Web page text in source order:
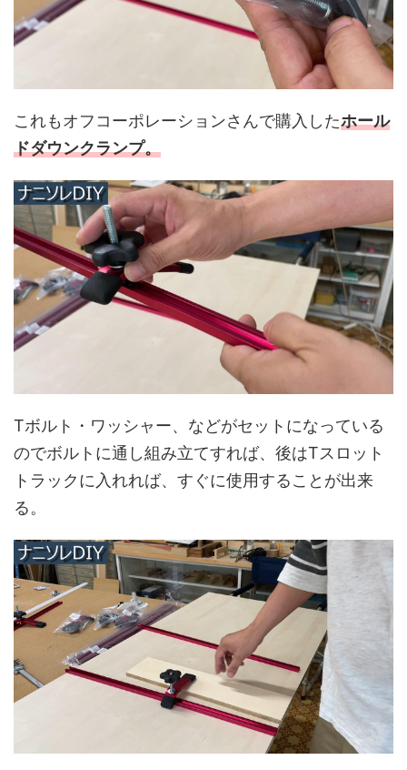
これもオフコーポレーションさんで購入したホール
ドダウンクランプ。
Tボルト・ワッシャー、などがセットになっている
のでボルトに通し組み立てすれば、後はTスロット
トラックに入れれば、すぐに使用することが出来
る。